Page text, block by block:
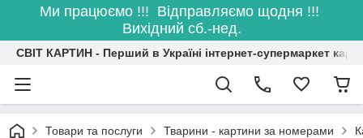
Ми працюємо !!! Відправляємо щодня !!!
Вихідний сб.-нед.
СВІТ КАРТИН - Перший в Україні інтернет-супермаркет
Товари та послуги Тварини - картини за номерами